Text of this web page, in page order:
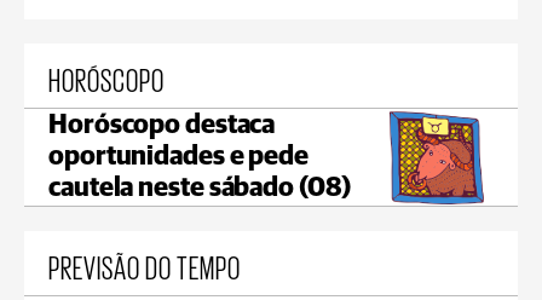
HORÓSCOPO
Horóscopo destaca
oportunidades e pede
cautela neste sábado (08)
PREVISÃO DO TEMPO